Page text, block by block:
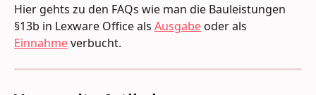
Hier gehts zu den FAQs wie man die Bauleistungen
§13b in Lexware Office als Ausgabe oder als
Einnahme verbucht.